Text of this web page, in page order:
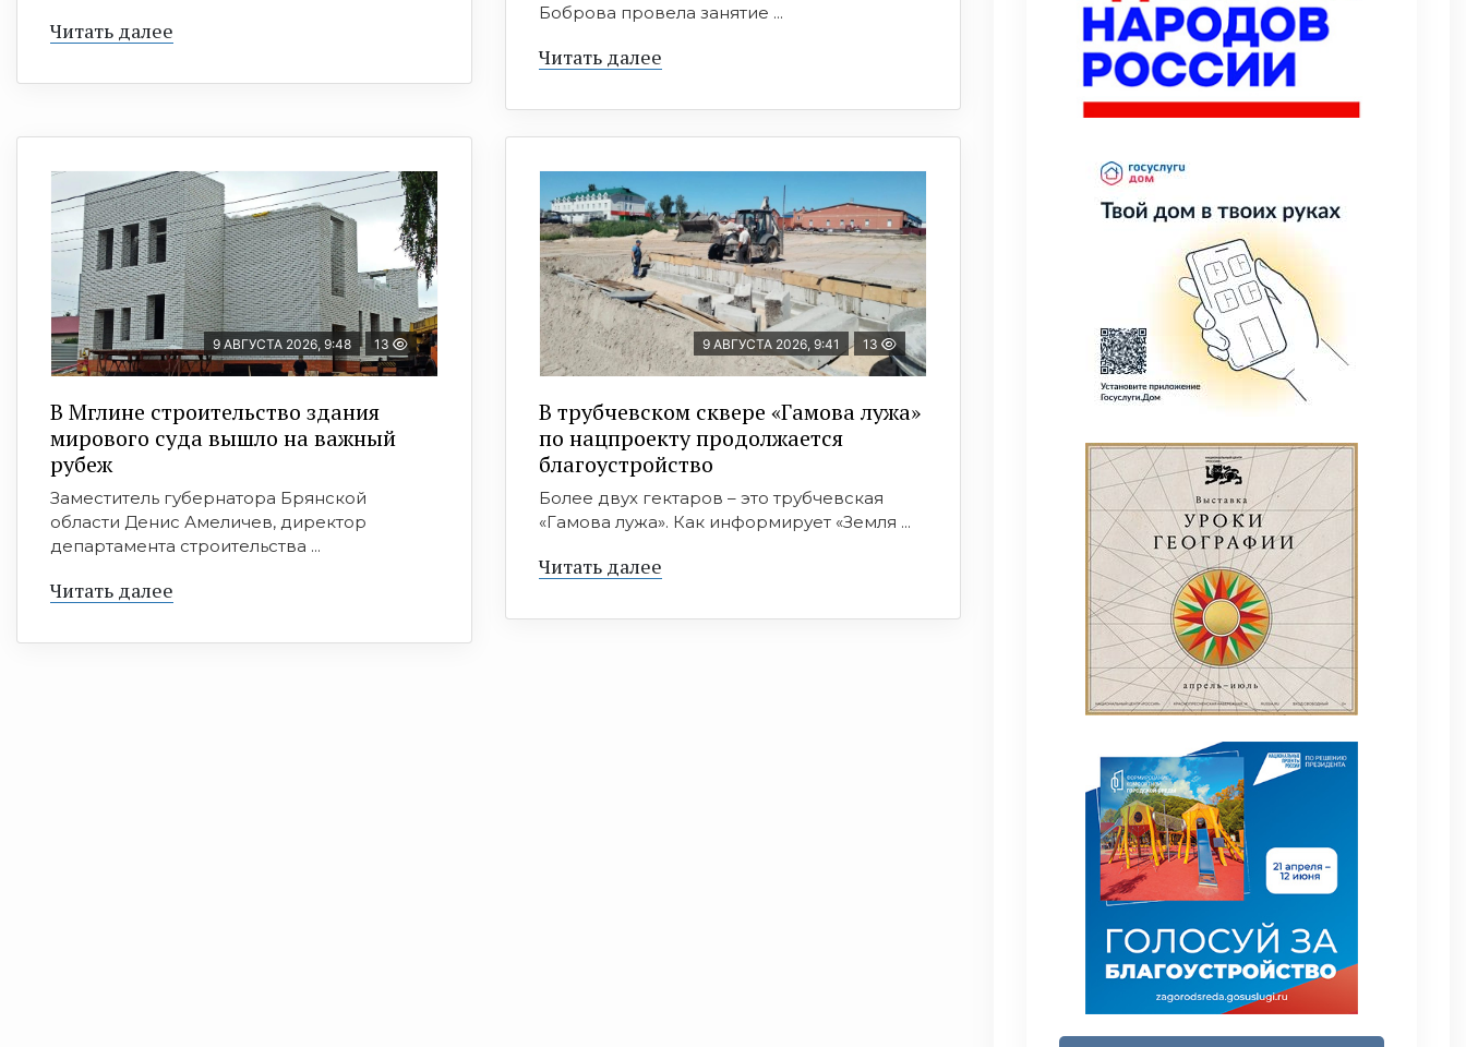
Читать далее
Боброва провела занятие ...
Читать далее
9 АВГУСТА 2026, 9:48 13
В Мглине строительство здания
мирового суда вышло на важный
рубеж
Заместитель губернатора Брянской
области Денис Амеличев, директор
департамента строительства ...
Читать далее
9 АВГУСТА 2026, 9:41 13
В трубчевском сквере «Гамова лужа»
по нацпроекту продолжается
благоустройство
Более двух гектаров – это трубчевская
«Гамова лужа». Как информирует «Земля ...
Читать далее